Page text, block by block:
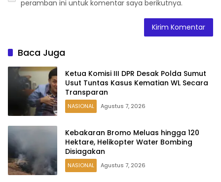
peramban ini untuk komentar saya berikutnya.
Baca Juga
Ketua Komisi III DPR Desak Polda Sumut
Usut Tuntas Kasus Kematian WL Secara
Transparan
NASIONAL Agustus 7, 2026
Kebakaran Bromo Meluas hingga 120
Hektare, Helikopter Water Bombing
Disiagakan
NASIONAL Agustus 7, 2026